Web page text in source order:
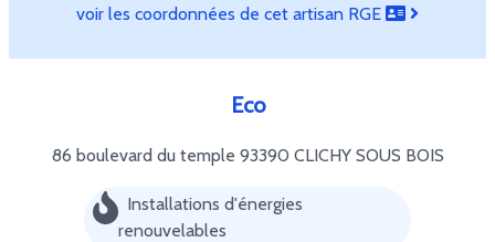
voir les coordonnées de cet artisan RGE
Eco
86 boulevard du temple 93390 CLICHY SOUS BOIS
Installations d'énergies
renouvelables